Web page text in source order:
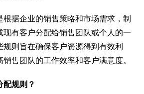
根据企业的销售策略和市场需求，制
现有客户分配给销售团队或个人的一
规则旨在确保客户资源得到有效利
售团队的工作效率和客户满意度。
配规则？